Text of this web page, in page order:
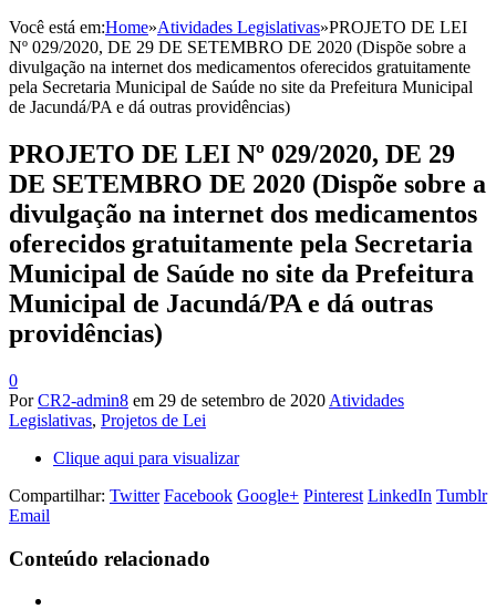
Você está em:Home»Atividades Legislativas»PROJETO DE LEI
Nº 029/2020, DE 29 DE SETEMBRO DE 2020 (Dispõe sobre a
divulgação na internet dos medicamentos oferecidos gratuitamente
pela Secretaria Municipal de Saúde no site da Prefeitura Municipal
de Jacundá/PA e dá outras providências)
PROJETO DE LEI Nº 029/2020, DE 29
DE SETEMBRO DE 2020 (Dispõe sobre a
divulgação na internet dos medicamentos
oferecidos gratuitamente pela Secretaria
Municipal de Saúde no site da Prefeitura
Municipal de Jacundá/PA e dá outras
providências)
0
PorCR2-admin8 em 29 de setembro de 2020 Atividades
Legislativas, Projetos de Lei
Clique aqui para visualizar
Compartilhar: Twitter Facebook Google+ Pinterest LinkedIn Tumblr
Email
Conteúdo relacionado